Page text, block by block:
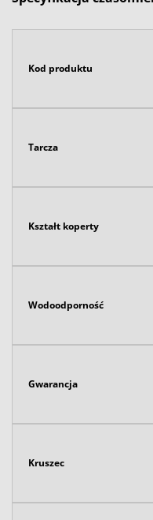
Kod produktu
Tarcza
Kształt koperty
Wodoodporność
Gwarancja
Kruszec